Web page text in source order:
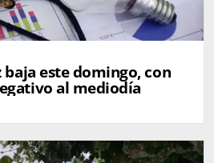
baja este domingo, con
al mediodía